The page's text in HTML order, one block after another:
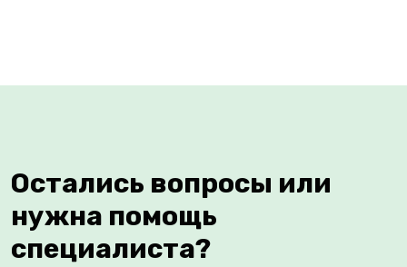
Остались вопросы или
нужна помощь
специалиста?